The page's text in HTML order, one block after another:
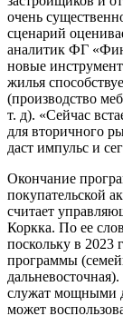
очень
сценарий
аналитик ФГ
новые
жилья
(производство
т. д). «Сейчас
для вторичного
даст импульс и
Окончание
покупательской
считает
Коркка. По ее
поскольку в 2023
программы
служат мощными
может